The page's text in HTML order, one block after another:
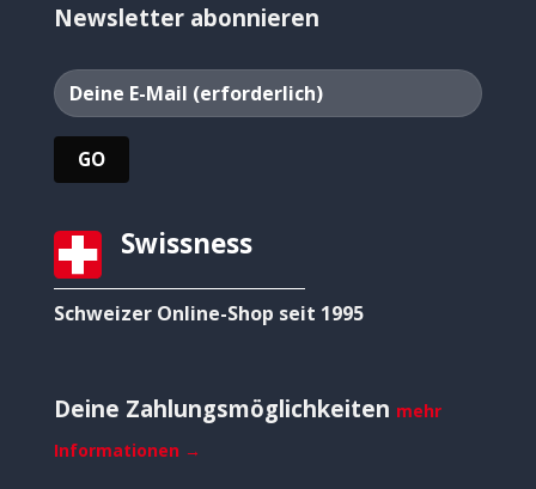
Newsletter abonnieren
Swissness
Schweizer Online-Shop seit 1995
Deine Zahlungsmöglichkeiten mehr
Informationen →